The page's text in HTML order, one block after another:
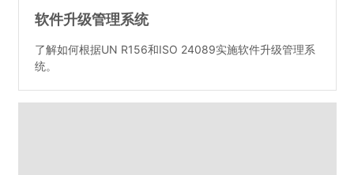
软件升级管理系统
了解如何根据UN R156和ISO 24089实施软件升级管理系
统。